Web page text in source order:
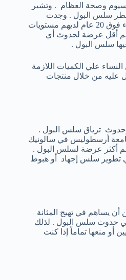
وصحة العظام . وتشير
خطر سلس البول . وجدت
دراسة تمت في 2012 بأن النساء فوق 20 عام لديهم مستويات
هم أقل عرضة لحدوث أي
سلس البول .
علي الكميات اللازمة
عليه من خلال منتجات
وحدوث ترياق سلس البول .
أرسطوليس في سالونيك
هم أكثر عرضة لسلس البول .
تطوير سلس إجهاد أو هبوط
أن يساهم في تهيج المثانة
حدوث سلس البول . لذلك
أو منعها تماماً إذا كنت